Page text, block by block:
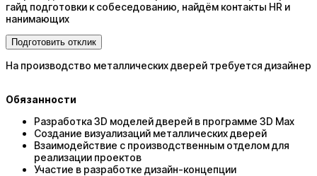
гайд подготовки к собеседованию, найдём контакты HR и
нанимающих
Подготовить отклик
На производство металлических дверей требуется дизайнер
Обязанности
Разработка 3D моделей дверей в программе 3D Max
Создание визуализаций металлических дверей
Взаимодействие с производственным отделом для
реализации проектов
Участие в разработке дизайн-концепции